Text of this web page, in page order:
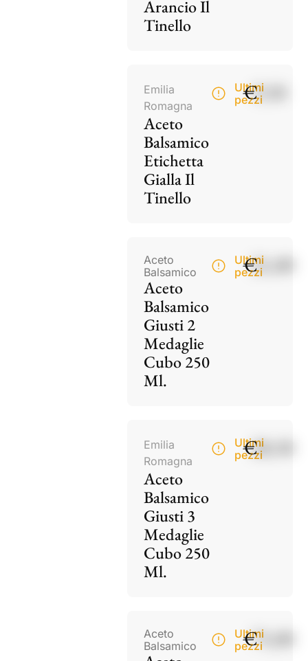
Arancio Il
Tinello
Emilia
Romagna
Aceto
Balsamico
Etichetta
Gialla Il
Tinello
Ultimi
pezzi
€9,50
Aceto
Balsamico
Aceto
Balsamico
Giusti 2
Medaglie
Cubo 250
Ml.
Ultimi
pezzi
€21,00
Emilia
Romagna
Aceto
Balsamico
Giusti 3
Medaglie
Cubo 250
Ml.
Ultimi
pezzi
€28,50
Aceto
Balsamico
Ultimi
pezzi
€75,00